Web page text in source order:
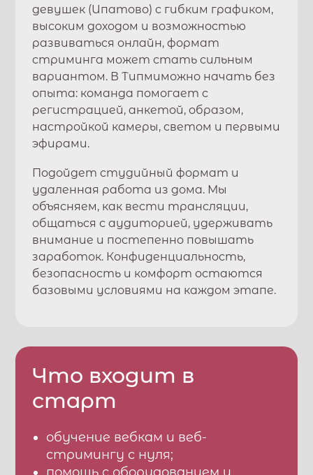
девушек (Ипатово) с гибким графиком,
высоким доходом и возможностью
развиваться онлайн, формат
стриминга может стать сильным
вариантом. ВТипмиможно начать без
опыта: команда помогает с
регистрацией, анкетой, образом,
настройкой камеры, светом и первыми
эфирами.
Подойдет студийный формат и
удаленная работа из дома. Мы
объясняем, как вести трансляции,
общаться с аудиторией, удерживать
внимание и постепенно повышать
заработок. Конфиденциальность,
безопасность и комфорт остаются
базовыми условиями на каждом этапе.
Что входит в
старт
обучение вебкам и веб-
стримингу с нуля;